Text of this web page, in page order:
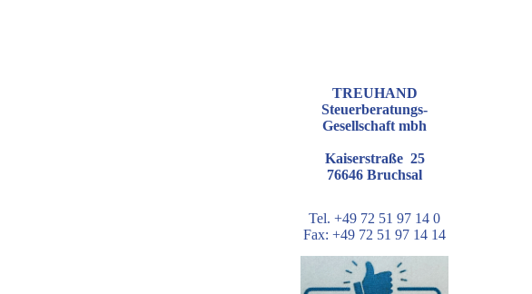
TREUHAND
Steuerberatungs-
Gesellschaft mbh
Kaiserstraße 25
76646 Bruchsal
Tel. +49 72 51 97 14 0
Fax: +49 72 51 97 14 14